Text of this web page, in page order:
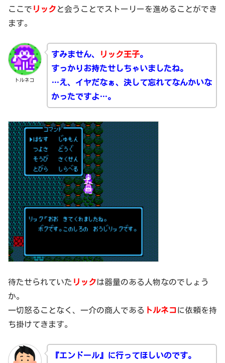
ここで リック と会うことでストーリーを進めることができ
ます。
トルネコ
すみません、 リック王子。
すっかりお持たせしちゃいましたね。
…え、イヤだなぁ、決して忘れてなんかいな
かったですよ…。
待たせられていた リックは器量のある人物なのでしょう
か。
一切怒ることなく、一介の商人である トルネコ に依頼を持
ち掛けてきます。
『エンドール』に行ってほしいのです。